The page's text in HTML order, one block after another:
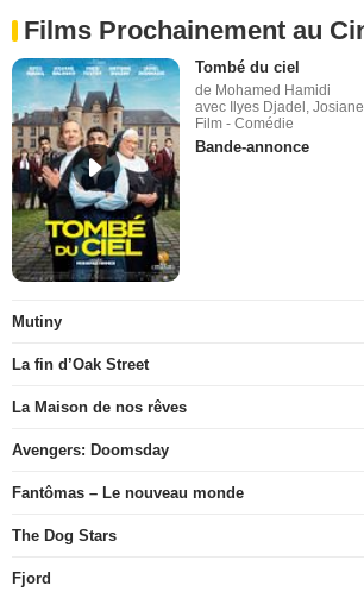
Films Prochainement au
Tombé du ciel
de Mohamed Hamidi
avec Ilyes Djadel,
Film - Comédie
Bande-annonce
Mutiny
La fin d’Oak Street
La Maison de nos rêves
Avengers: Doomsday
Fantômas – Le nouveau monde
The Dog Stars
Fjord